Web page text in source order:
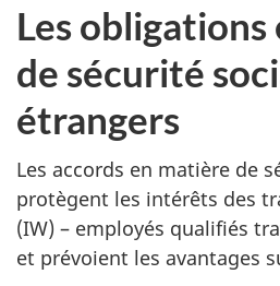
Les
de sécurité
étrangers
Les accords en matière de
protègent les intérêts des
(IW) – employés qualifiés
et prévoient les avantages